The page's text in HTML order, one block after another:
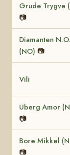
Grude Trygve
📷
Diamanten N.O.
(NO) 📷
Vili
Uberg Amor
📷
Bore Mikkel
📷